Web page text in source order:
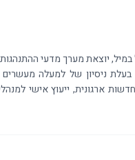
יוצאת מערך מדעי
ניסיון של למעלה מעשרים
ארגונית, ייעוץ אישי